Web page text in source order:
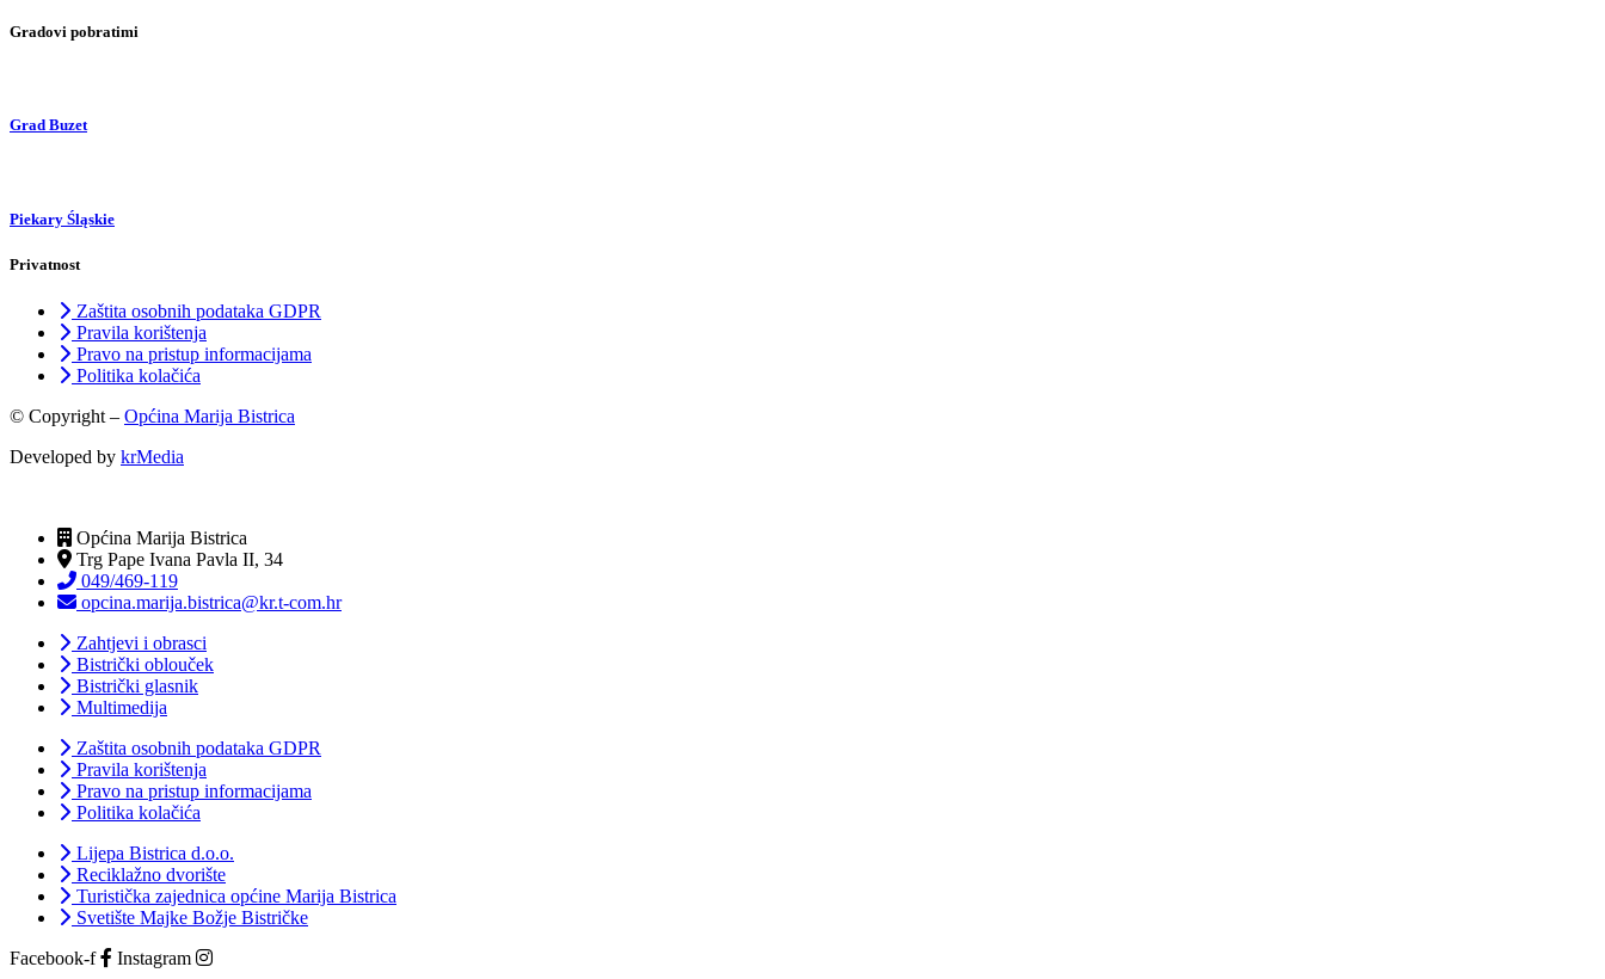
Gradovi pobratimi
Grad Buzet
Piekary Śląskie
Privatnost
Zaštita osobnih podataka GDPR
Pravila korištenja
Pravo na pristup informacijama
Politika kolačića
© Copyright – Općina Marija Bistrica
Developed by krMedia
Općina Marija Bistrica
Trg Pape Ivana Pavla II, 34
049/469-119
opcina.marija.bistrica@kr.t-com.hr
Zahtjevi i obrasci
Bistrički oblouček
Bistrički glasnik
Multimedija
Zaštita osobnih podataka GDPR
Pravila korištenja
Pravo na pristup informacijama
Politika kolačića
Lijepa Bistrica d.o.o.
Reciklažno dvorište
Turistička zajednica općine Marija Bistrica
Svetište Majke Božje Bistričke
Facebook-f
Instagram